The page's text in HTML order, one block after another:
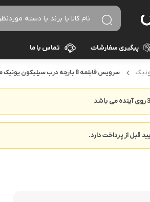
غذاساز و خردکن
خردکن
پیگیری سفارشات تماس با ما
سرویس قابلمه 8 پارچه درب سیلیکون یونیک مدل دیاموند
قبل از پرداخت دارد.